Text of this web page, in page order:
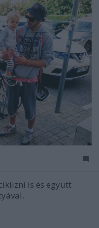
is és együtt